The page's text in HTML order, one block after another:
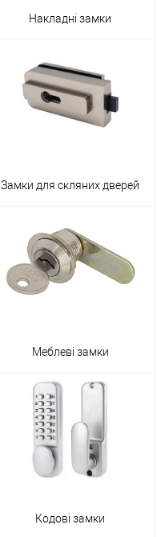
Накладні замки
Замки для скляних дверей
Меблеві замки
Кодові замки